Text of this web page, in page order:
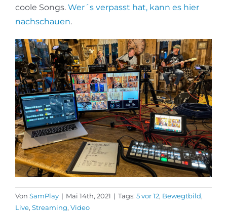
coole Songs. Wer´s verpasst hat, kann es hier
nachschauen.
Von SamPlay | Mai 14th, 2021 | Tags: 5 vor 12, Bewegtbild,
Live, Streaming, Video